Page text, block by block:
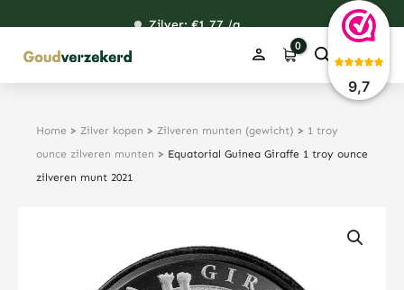
9,7
inhoud
120,84
Zilver: €1,77/g
48,69
38,25
Home > Zilver kopen > Zilveren munten (gewicht) > 1 troy
ounce zilveren munten > Equatorial Guinea Giraffe 1 troy ounce
zilveren munt 2021